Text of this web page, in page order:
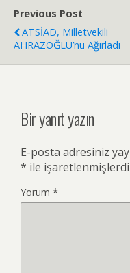
Previous Post
ATSİAD, Milletvekili
AHRAZOĞLU’nu Ağırladı
Bir yanıt yazın
E-posta adresiniz
* ile
Yorum *